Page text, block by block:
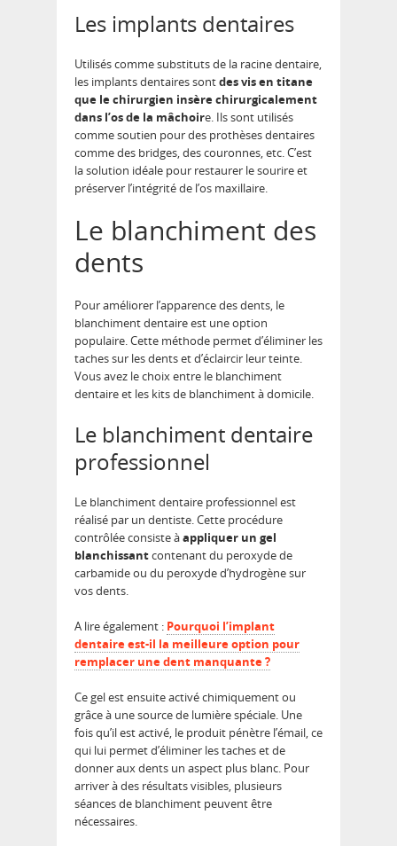
Les implants dentaires
Utilisés comme substituts de la racine dentaire,
les implants dentaires sontdes vis en titane
que le chirurgien insère chirurgicalement
dans l’os de la mâchoire. Ils sont utilisés
comme soutien pour des prothèses dentaires
comme des bridges, des couronnes, etc. C’est
la solution idéale pour restaurer le sourire et
préserver l’intégrité de l’os maxillaire.
Le blanchiment des
dents
Pour améliorer l’apparence des dents, le
blanchiment dentaire est une option
populaire. Cette méthode permet d’éliminer les
taches sur les dents et d’éclaircir leur teinte.
Vous avez le choix entre le blanchiment
dentaire et les kits de blanchiment à domicile.
Le blanchiment dentaire
professionnel
Le blanchiment dentaire professionnel est
réalisé par un dentiste. Cette procédure
contrôlée consiste àappliquer un gel
blanchissantcontenant du peroxyde de
carbamide ou du peroxyde d’hydrogène sur
vos dents.
A lire également : Pourquoi l’implant
dentaire est-il la meilleure option pour
remplacer une dent manquante ?
Ce gel est ensuite activé chimiquement ou
grâce à une source de lumière spéciale. Une
fois qu’il est activé, le produit pénètre l’émail, ce
qui lui permet d’éliminer les taches et de
donner aux dents un aspect plus blanc. Pour
arriver à des résultats visibles, plusieurs
séances de blanchiment peuvent être
nécessaires.